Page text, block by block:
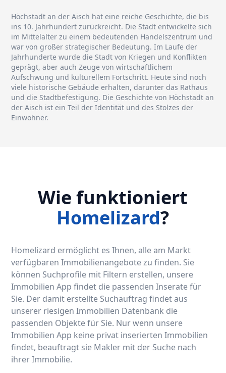
Höchstadt an der Aisch hat eine reiche Geschichte, die bis
ins 10. Jahrhundert zurückreicht. Die Stadt entwickelte sich
im Mittelalter zu einem bedeutenden Handelszentrum und
war von großer strategischer Bedeutung. Im Laufe der
Jahrhunderte wurde die Stadt von Kriegen und Konflikten
geprägt, aber auch Zeuge von wirtschaftlichem
Aufschwung und kulturellem Fortschritt. Heute sind noch
viele historische Gebäude erhalten, darunter das Rathaus
und die Stadtbefestigung. Die Geschichte von Höchstadt an
der Aisch ist ein Teil der Identität und des Stolzes der
Einwohner.
Wie funktioniert
Homelizard?
Homelizard ermöglicht es Ihnen, alle am Markt
verfügbaren Immobilienangebote zu finden. Sie
können Suchprofile mit Filtern erstellen, unsere
Immobilien App findet die passenden Inserate für
Sie. Der damit erstellte Suchauftrag findet aus
unserer riesigen Immobilien Datenbank die
passenden Objekte für Sie. Nur wenn unsere
Immobilien App keine privat inserierten Immobilien
findet, beauftragt sie Makler mit der Suche nach
ihrer Immobilie.